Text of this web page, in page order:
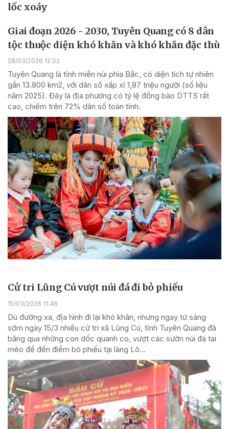
lốc xoáy
Giai đoạn 2026 - 2030, Tuyên Quang có 8 dân
tộc thuộc diện khó khăn và khó khăn đặc thù
28/03/2026 12:02
Tuyên Quang là tỉnh miền núi phía Bắc, có diện tích tự nhiên
gần 13.800 km2, với dân số xấp xỉ 1,87 triệu người (số liệu
năm 2025). Đây là địa phương có tỷ lệ đồng bào DTTS rất
cao, chiếm trên 72% dân số toàn tỉnh.
Cử tri Lũng Cú vượt núi đá đi bỏ phiếu
15/03/2026 11:46
Dù đường xa, địa hình đi lại khó khăn, nhưng ngay từ sáng
sớm ngày 15/3 nhiều cử tri xã Lũng Cú, tỉnh Tuyên Quang đã
băng qua những con dốc quanh co, vượt các sườn núi đá tai
mèo để đến điểm bỏ phiếu tại làng Lô...